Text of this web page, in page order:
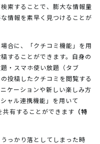
索することで、膨大な情報量
情報を素早く見つけることが
合に、「クチコミ機能」を用
することができます。自身の
・スマホ使い放題（タブ
投稿したクチコミを閲覧する
ケーションや新しい楽しみ方
ャル連携機能」を用いて
有することができます （特
っかり落としてしまった時